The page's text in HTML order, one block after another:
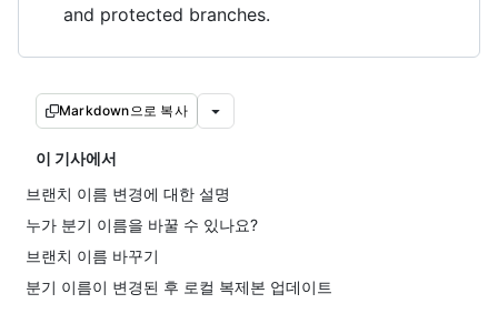
and protected branches.
Markdown으로 복사
이 기사에서
브랜치 이름 변경에 대한 설명
누가 분기 이름을 바꿀 수 있나요?
브랜치 이름 바꾸기
분기 이름이 변경된 후 로컬 복제본 업데이트